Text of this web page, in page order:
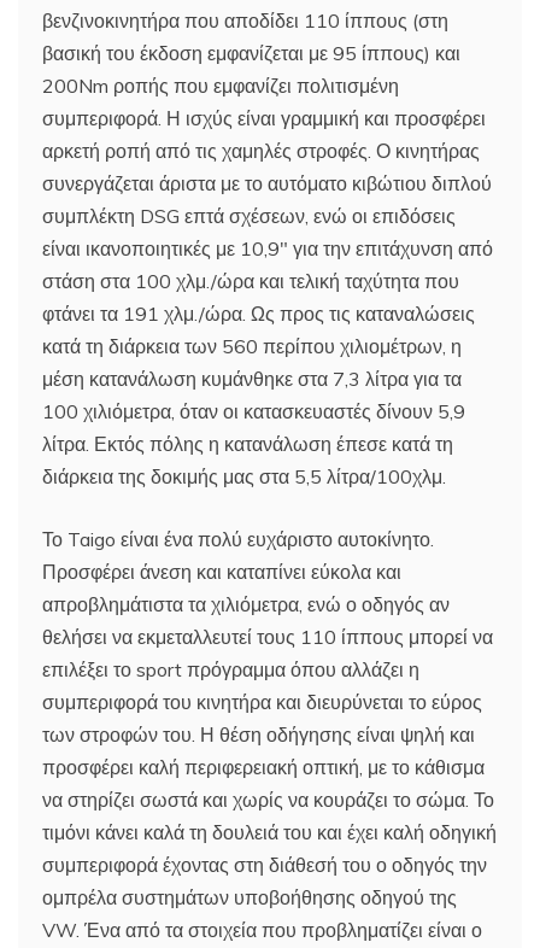
βενζινοκινητήρα που αποδίδει 110 ίππους (στη
βασική του έκδοση εμφανίζεται με 95 ίππους) και
200Nm ροπής που εμφανίζει πολιτισμένη
συμπεριφορά. Η ισχύς είναι γραμμική και προσφέρει
αρκετή ροπή από τις χαμηλές στροφές. Ο κινητήρας
συνεργάζεται άριστα με το αυτόματο κιβώτιου διπλού
συμπλέκτη DSG επτά σχέσεων, ενώ οι επιδόσεις
είναι ικανοποιητικές με 10,9″ για την επιτάχυνση από
στάση στα 100 χλμ./ώρα και τελική ταχύτητα που
φτάνει τα 191 χλμ./ώρα. Ως προς τις καταναλώσεις
κατά τη διάρκεια των 560 περίπου χιλιομέτρων, η
μέση κατανάλωση κυμάνθηκε στα 7,3 λίτρα για τα
100 χιλιόμετρα, όταν οι κατασκευαστές δίνουν 5,9
λίτρα. Εκτός πόλης η κατανάλωση έπεσε κατά τη
διάρκεια της δοκιμής μας στα 5,5 λίτρα/100χλμ.
Το Taigo είναι ένα πολύ ευχάριστο αυτοκίνητο.
Προσφέρει άνεση και καταπίνει εύκολα και
απροβλημάτιστα τα χιλιόμετρα, ενώ ο οδηγός αν
θελήσει να εκμεταλλευτεί τους 110 ίππους μπορεί να
επιλέξει το sport πρόγραμμα όπου αλλάζει η
συμπεριφορά του κινητήρα και διευρύνεται το εύρος
των στροφών του. Η θέση οδήγησης είναι ψηλή και
προσφέρει καλή περιφερειακή οπτική, με το κάθισμα
να στηρίζει σωστά και χωρίς να κουράζει το σώμα. Το
τιμόνι κάνει καλά τη δουλειά του και έχει καλή οδηγική
συμπεριφορά έχοντας στη διάθεσή του ο οδηγός την
ομπρέλα συστημάτων υποβοήθησης οδηγού της
VW. Ένα από τα στοιχεία που προβληματίζει είναι ο